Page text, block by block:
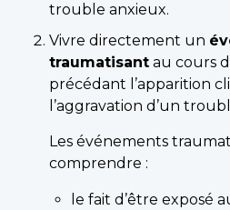
trouble anxieux.
Vivre directement un
traumatisant au cours
précédant l’apparition
l’aggravation d’un
Les événements
comprendre :
le fait d’être exposé